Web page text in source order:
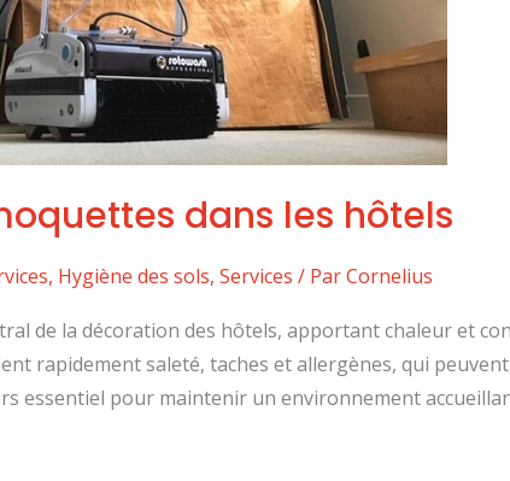
dans les hôtels
, Hygiène des sols, Services / ParCornelius
de la décoration des hôtels, apportant chaleur et
rapidement saleté, taches et allergènes, qui
essentiel pour maintenir un environnement